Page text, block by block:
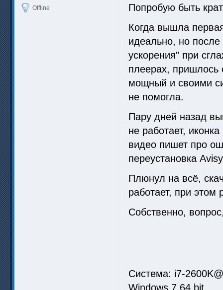
Offline
Попробую быть
Когда вышла
идеально, но после
ускорения" при
плеерах, пришлось
мощный и своими
не помогла.
Пару дней назад
не работает,
видео пишет про
переустановка
Плюнул на всё,
работает, при этом
Собственно,
Система: i7-
Windows 7 64 bit.